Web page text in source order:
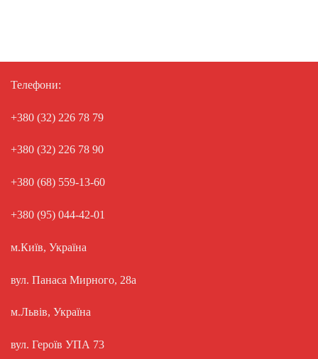
Телефони:
+380 (32) 226 78 79
+380 (32) 226 78 90
+380 (68) 559-13-60
+380 (95) 044-42-01
м.Київ, Україна
вул. Панаса Мирного, 28а
м.Львів, Україна
вул. Героїв УПА 73